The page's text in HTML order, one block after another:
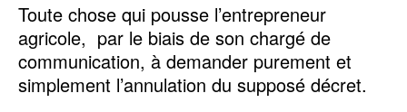
Toute chose qui pousse l’entrepreneur
agricole, par le biais de son chargé de
communication, à demander purement et
simplement l’annulation du supposé décret.